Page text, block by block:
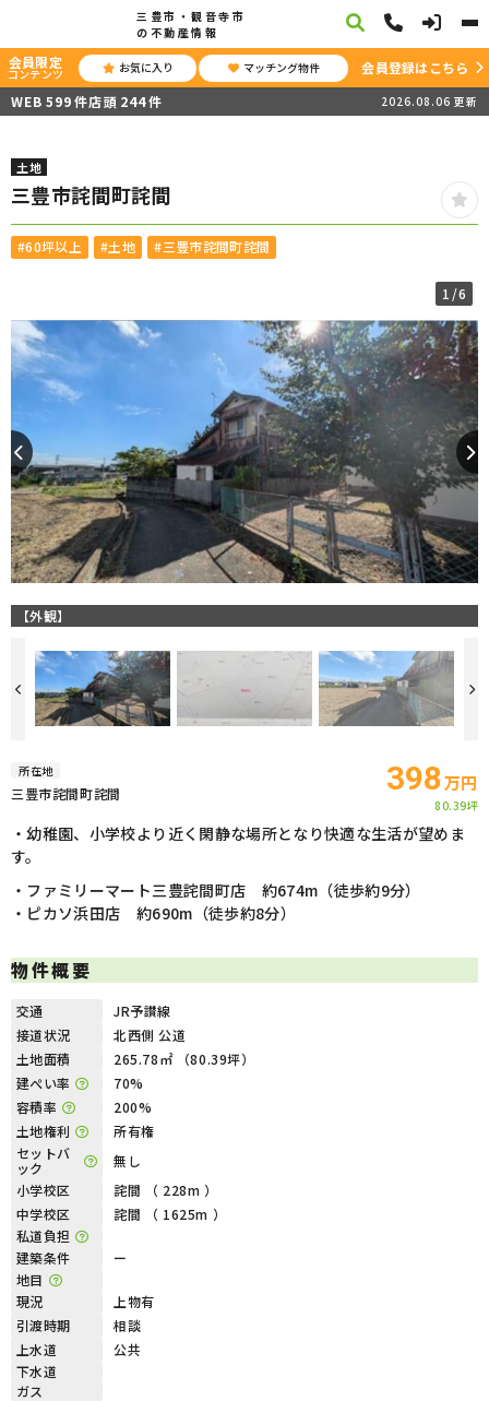
三豊市・観音寺市
の不動産情報
会員限定
コンテンツ お気に入り マッチング物件
会員登録はこちら
WEB 599件店頭 244件 2026.08.06 更新
土地
三豊市詫間町詫間
#60坪以上 #土地 #三豊市詫間町詫間
1 /6
【外観】
所在地
三豊市詫間町詫間 398万円
80.39坪
・幼稚園、小学校より近く閑静な場所となり快適な生活が望めま
す。
・ファミリーマート三豊詫間町店 約674m（徒歩約9分）
・ピカソ浜田店 約690m（徒歩約8分）
物件概要
交通
JR予讃線
接道状況
北西側 公道
土地面積
265.78㎡ （80.39坪）
建ぺい率
70%
容積率
200%
土地権利
所有権
セットバ
ック
無し
小学校区
詫間 （ 228m ）
中学校区
詫間 （ 1625m ）
私道負担
建築条件
ー
地目
現況
上物有
引渡時期
相談
上水道
公共
下水道
ガス